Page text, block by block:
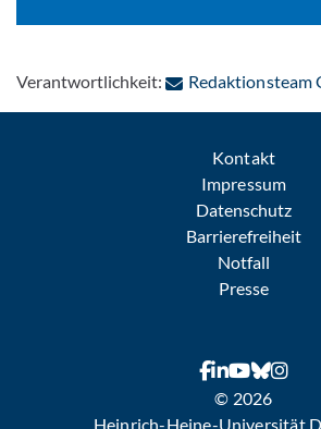
Verantwortlichkeit: Redaktionsteam
Kontakt
Impressum
Datenschutz
Barrierefreiheit
Notfall
Presse
© 2026
Heinrich-Heine-Universität